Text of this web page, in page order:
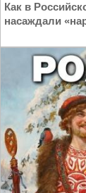
Как в
насаждали